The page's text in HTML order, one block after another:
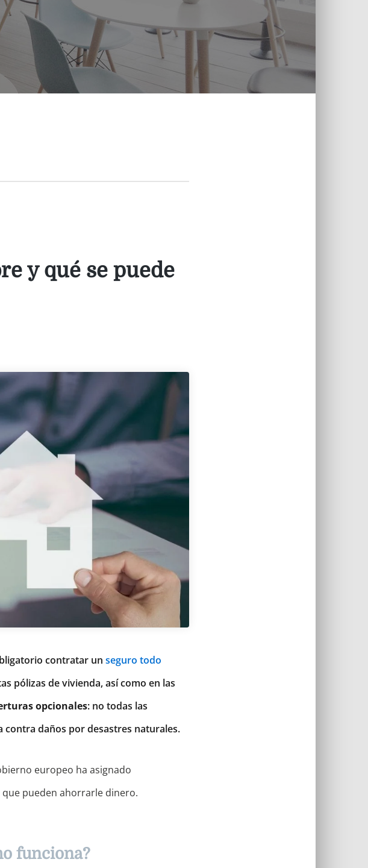
y qué se puede
contratar un seguro todo
pólizas de vivienda, así como en las
opcionales: no todas las
contra daños por desastres naturales.
europeo ha asignado
que pueden ahorrarle dinero.
funciona?